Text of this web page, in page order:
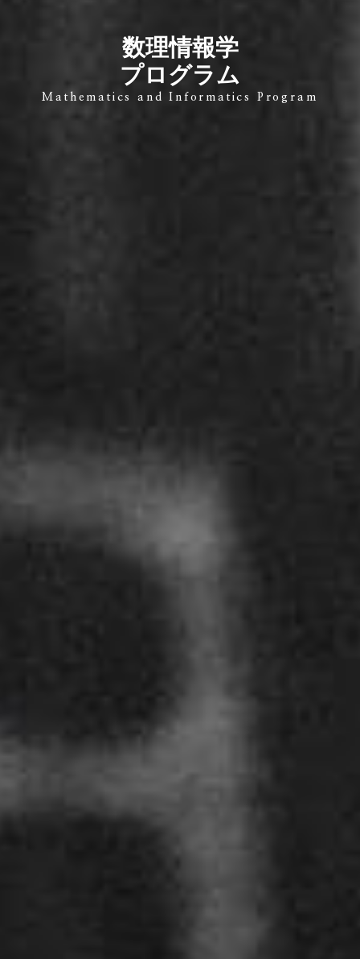
数理情報学
プログラム
Mathematics and Informatics Program